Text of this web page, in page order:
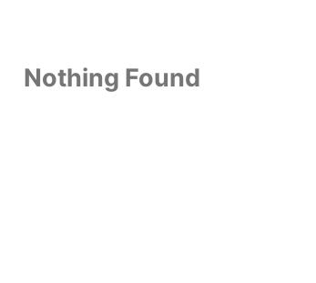
Nothing Found